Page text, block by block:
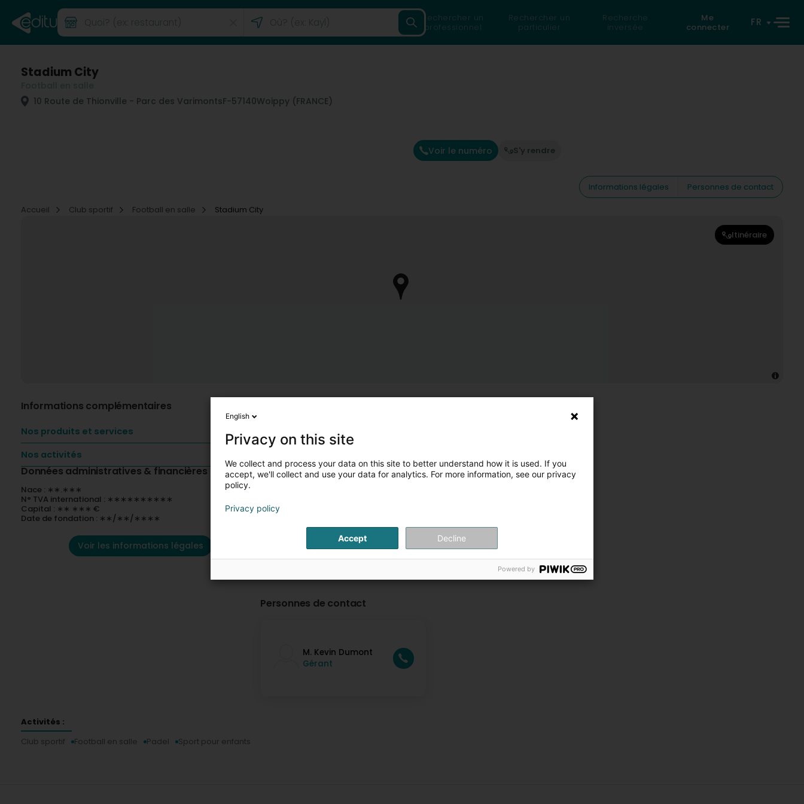
Rechercher un
professionnel
Rechercher un
particulier
Recherche
inversée
Me
connecter
FR
Stadium City
10 Route de Thionville - Parc des VarimontsF-57140Woippy (FRANCE)
Voir le numéro S'y rendre
Informations légales
Personnes de contact
Accueil
Club sportif Football en salle Stadium City
Itinéraire
Informations complémentaires
Nos produits et services
Nos activités
Données administratives & financières
Nace : ∗∗.∗∗∗
N° TVA international : ∗∗∗∗∗∗∗∗∗∗
Capital : ∗∗ ∗∗∗ €
Date de fondation : ∗∗/∗∗/∗∗∗∗
Voir les informations légales
Personnes de contact
M. Kevin Dumont
Gérant
Activités :
Club sportif
Football en salle Padel Sport pour enfants
English
Privacy on this site
We collect and process your data on this site to better understand how it is used. If you
accept, we'll collect and use your data for analytics. For more information, see our privacy
policy.
Privacy policy
Accept Decline
Powered by